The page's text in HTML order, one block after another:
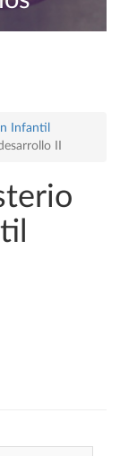
Infantil
II